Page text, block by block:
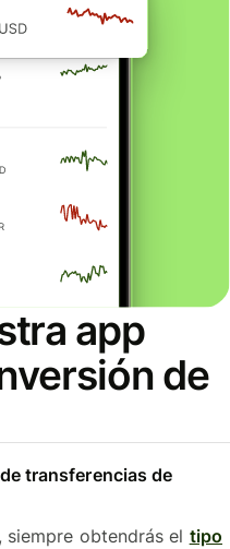
app
de
transferencias de
siempre obtendrás el tipo